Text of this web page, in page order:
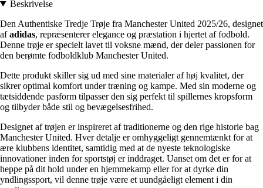
Beskrivelse
Den Authentiske Tredje Trøje fra Manchester United 2025/26, designet
afadidas, repræsenterer elegance og præstation i hjertet af fodbold.
Denne trøje er specielt lavet til voksne mænd, der deler passionen for
den berømte fodboldklub Manchester United.
Dette produkt skiller sig ud med sine materialer af høj kvalitet, der
sikrer optimal komfort under træning og kampe. Med sin moderne og
tætsiddende pasform tilpasser den sig perfekt til spillernes kropsform
og tilbyder både stil og bevægelsesfrihed.
Designet af trøjen er inspireret af traditionerne og den rige historie bag
Manchester United. Hver detalje er omhyggeligt gennemtænkt for at
ære klubbens identitet, samtidig med at de nyeste teknologiske
innovationer inden for sportstøj er inddraget. Uanset om det er for at
heppe på dit hold under en hjemmekamp eller for at dyrke din
yndlingssport, vil denne trøje være et uundgåeligt element i din